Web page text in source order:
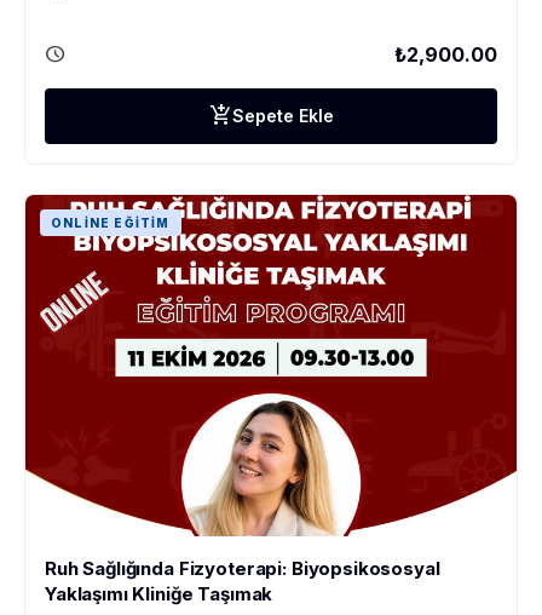
schedule ₺2,900.00
add_shopping_cartSepete Ekle
ONLINE EĞITIM
Ruh Sağlığında Fizyoterapi: Biyopsikososyal
Yaklaşımı Kliniğe Taşımak